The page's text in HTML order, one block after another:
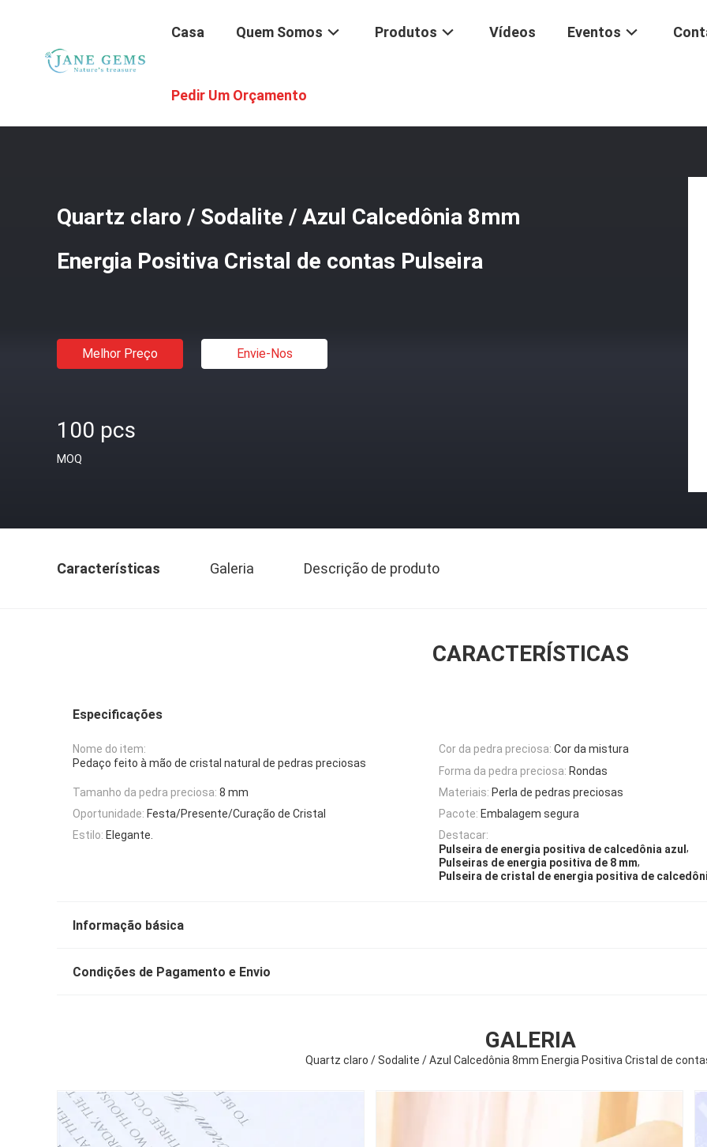
Casa Quem Somos Produtos Vídeos Eventos
Pedir Um Orçamento
Quartz claro / Sodalite / Azul Calcedônia 8mm
Energia Positiva Cristal de contas Pulseira
Melhor Preço Envie-Nos
100 pcs
MOQ
Características Galeria Descrição de produto
CARACTERÍSTICAS
Especificações
Nome do item:
Pedaço feito à mão de cristal natural de pedras preciosas
Cor da pedra preciosa: Cor da mistura
Forma da pedra preciosa: Rondas
Tamanho da pedra preciosa: 8 mm Materiais: Perla de pedras preciosas
Oportunidade: Festa/Presente/Curação de Cristal Pacote: Embalagem segura
Estilo: Elegante.
Destacar:
Pulseira de energia positiva de calcedônia azul ,
Pulseiras de energia positiva de 8 mm,
Pulseira de cristal de energia positiva de
Informação básica
Condições de Pagamento e Envio
GALERIA
Quartz claro / Sodalite / Azul Calcedônia 8mm Energia Positiva Cristal de